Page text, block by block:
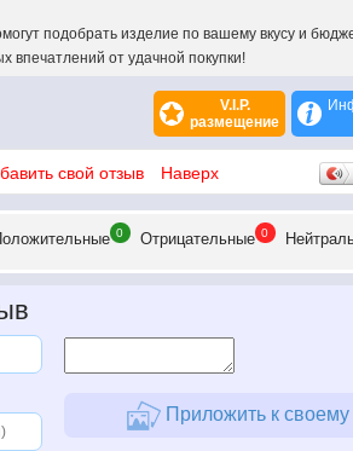
подобрать изделие по вашему вкусу и
впечатлений от удачной покупки!
V.I.P.
размещение
свой отзыв Наверх
ельные 0 Отрицательные 0 Нейтр
Приложить к своему